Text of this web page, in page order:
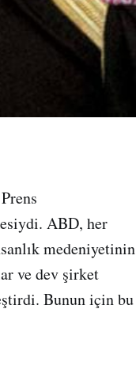
ABD, her
medeniyetinin
ve dev şirket
Bunun için bu